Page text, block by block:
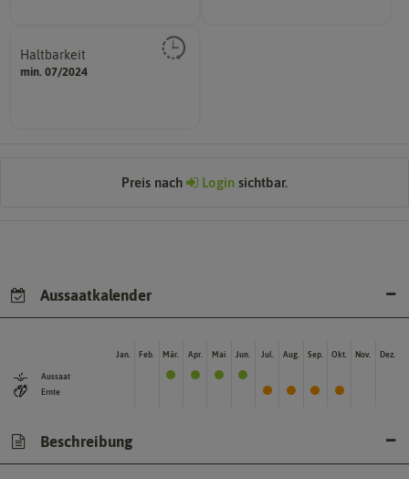
Haltbarkeit
min. 07/2024
und Pflanzgut sehr gut keimen
sollte.
Preis nach Login sichtbar.
Aussaatkalender
Aussaat
Ernte
Jan. Feb. Mär. Apr. Mai Jun. Jul. Aug. Sep. Okt. Nov. Dez.
Beschreibung